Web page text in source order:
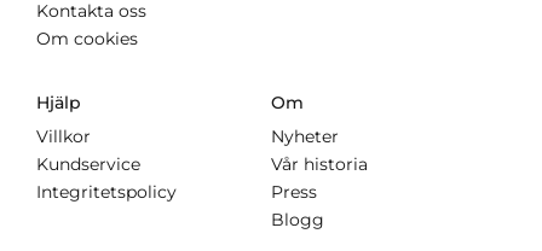
Kontakta oss
Om cookies
Hjälp
Villkor
Kundservice
Integritetspolicy
Om
Nyheter
Vår historia
Press
Blogg